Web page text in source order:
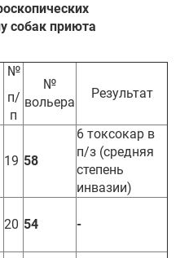
собак приюта
№
п/
п
№
вольера
Результат
19 58
6 токсокар в
п/з (средняя
степень
инвазии)
20 54 -